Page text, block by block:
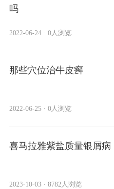
吗
2022-06-24 · 0人浏览
那些穴位治牛皮癣
2022-06-25 · 0人浏览
喜马拉雅紫盐质量银屑病
2023-10-03 · 8782人浏览